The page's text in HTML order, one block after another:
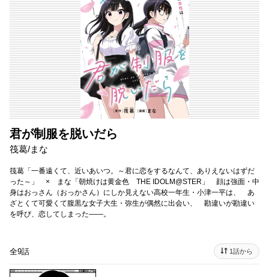
君が制服を脱いだら
筏葛/まな
筏葛「一番遠くて、近いあいつ。～君に恋をするなんて、ありえないはずだ
った～」 × まな「朝焼けは黄金色 THE IDOLM@STER」 顔は強面・中
身はおっさん（おっかさん）にしか見えない高校一年生・小津一平は、 あ
ざとくて可愛くて腹黒な女子大生・弥生が偶然に出会い、 勘違いが勘違い
を呼び、恋してしまった――。
全9話 1話から